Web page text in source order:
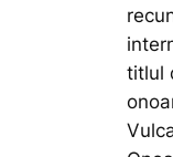
titlul